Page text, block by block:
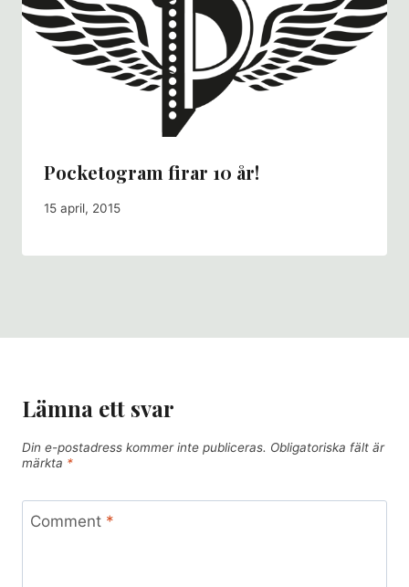
Pocketogram firar 10 år!
15 april, 2015
Lämna ett svar
Din e-postadress kommer inte publiceras. Obligatoriska fält är
märkta *
Comment *